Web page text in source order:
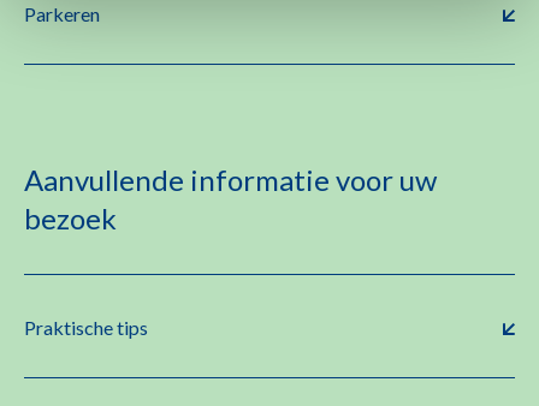
Parkeren
Aanvullende informatie voor uw
bezoek
Praktische tips